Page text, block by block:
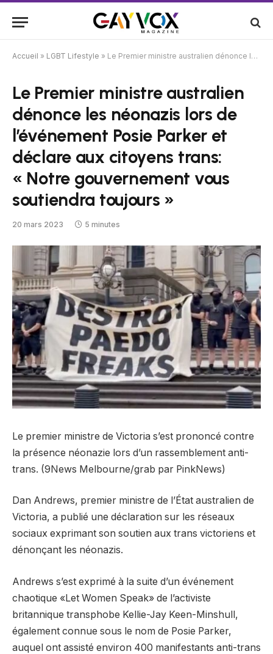
Accueil » LGBT Lifestyle » Le Premier ministre australien dénonce les néonazis lors de l’événement Posie Parker et déclare aux citoyens trans: « Notre gouvernement vous soutiendra toujours »
Le Premier ministre australien
dénonce les néonazis lors de
l’événement Posie Parker et
déclare aux citoyens trans:
« Notre gouvernement vous
soutiendra toujours »
20 mars 2023 5 minutes
Le premier ministre de Victoria s’est prononcé contre
la présence néonazie lors d’un rassemblement anti-
trans. (9News Melbourne/grab par PinkNews)
Dan Andrews, premier ministre de l’État australien de
Victoria, a publié une déclaration sur les réseaux
sociaux exprimant son soutien aux trans victoriens et
dénonçant les néonazis.
Andrews s’est exprimé à la suite d’un événement
chaotique «Let Women Speak» de l’activiste
britannique transphobe Kellie-Jay Keen-Minshull,
également connue sous le nom de Posie Parker,
auquel ont assisté environ 400 manifestants anti-trans